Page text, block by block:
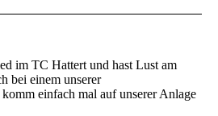
im TC Hattert und hast Lust am
bei einem unserer
einfach mal auf unserer Anlage